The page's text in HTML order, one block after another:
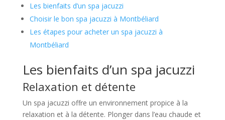
Les bienfaits d’un spa jacuzzi
Choisir le bon spa jacuzzi à Montbéliard
Les étapes pour acheter un spa jacuzzi à
Montbéliard
Les bienfaits d’un spa jacuzzi
Relaxation et détente
Un spa jacuzzi offre un environnement propice à la
relaxation et à la détente. Plonger dans l’eau chaude et